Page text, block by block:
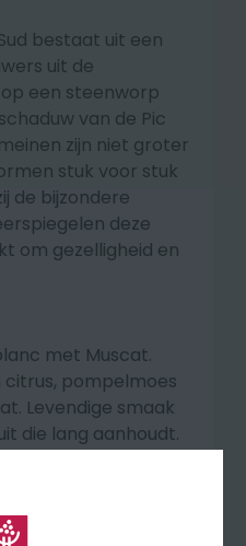
bestaat uit een
uit de
een steenworp
van de Pic
zijn niet groter
stuk voor stuk
de bijzondere
deze
om gezelligheid en
met Muscat.
citrus, pompelmoes
Levendige smaak
die lang aanhoudt.
schotel.